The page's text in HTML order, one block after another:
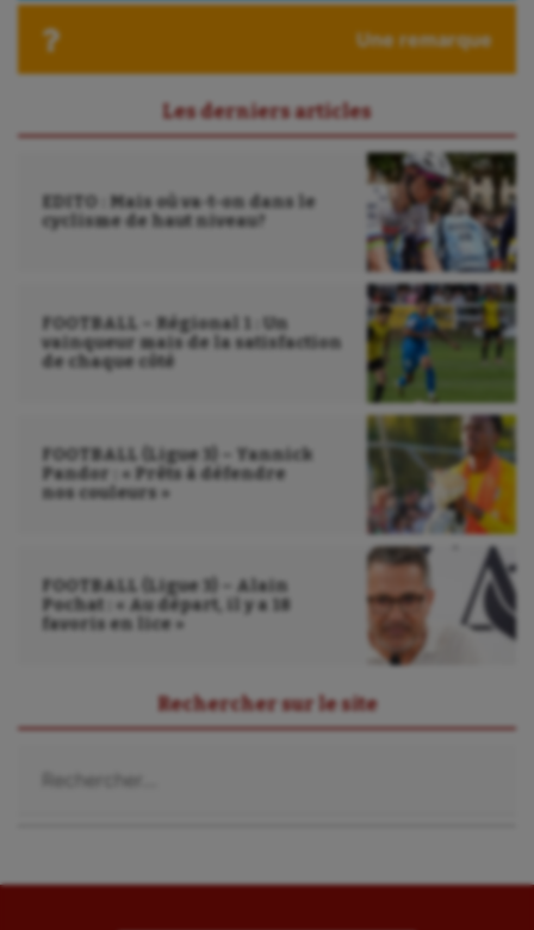
Sarbacane
Sauvetage sportif
Sport handicap
Sport-santé
Tir à l'arc
Triathlon
UNSS
Wakeboard
Water-polo
Une remarque
Les derniers articles
EDITO : Mais où va-t-on dans le
cyclisme de haut niveau?
FOOTBALL – Régional 1 : Un
vainqueur mais de la satisfaction
de chaque côté
FOOTBALL (Ligue 3) – Yannick
Pandor : « Prêts à défendre
nos couleurs »
FOOTBALL (Ligue 3) – Alain
Pochat : « Au départ, il y a 18
favoris en lice »
Rechercher sur le site